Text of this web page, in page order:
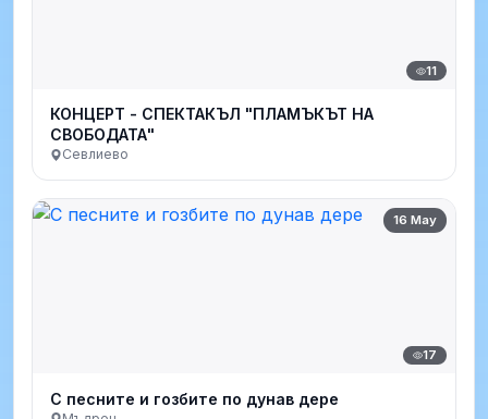
11
КОНЦЕРТ - СПЕКТАКЪЛ "ПЛАМЪКЪТ НА
СВОБОДАТА"
Севлиево
16 May
17
С песните и гозбите по дунав дере